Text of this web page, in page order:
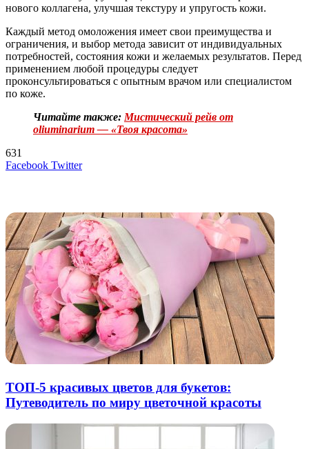
нового коллагена, улучшая текстуру и упругость кожи.
Каждый метод омоложения имеет свои преимущества и
ограничения, и выбор метода зависит от индивидуальных
потребностей, состояния кожи и желаемых результатов. Перед
применением любой процедуры следует
проконсультироваться с опытным врачом или специалистом
по коже.
Читайте также: Мистический рейв от
oliuminarium — «Твоя красота»
631
Facebook TwitterLinkedIn
Tumblr
Reddit
Вконтакте
Одноклассники
Skype
Messenger
Messenger
WhatsApp
Telegram
Viber
Line
Поделиться
Печатать
ТОП-5 красивых цветов для букетов:
Путеводитель по миру цветочной красоты